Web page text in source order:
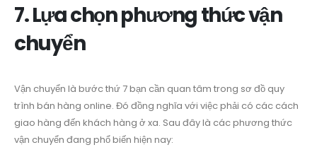
7. Lựa chọn phương thức vận
chuyển
Vận chuyển là bước thứ 7 bạn cần quan tâm trong sơ đồ quy
trình bán hàng online. Đó đồng nghĩa với việc phải có các cách
giao hàng đến khách hàng ở xa. Sau đây là các phương thức
vận chuyển đang phổ biến hiện nay: